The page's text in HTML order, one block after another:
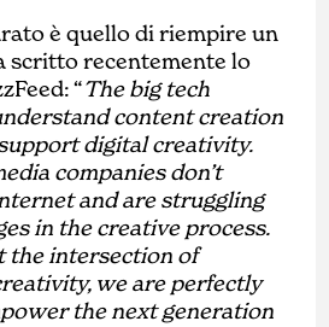
è quello di riempire un
scritto recentemente lo
“The big tech
content creation
digital creativity.
companies don’t
and are struggling
in the creative process.
the intersection of
we are perfectly
the next generation